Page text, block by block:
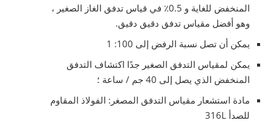
المنخفض للغاية و 0.5٪ في قياس تدفق الغاز الصغير ،
وهو أفضل مقياس تدفق دقيق دقيق.
يمكن أن تصل نسبة الرفض إلى 100: 1
يمكن لمقياس التدفق الصغير جدًا اكتشاف التدفق
المنخفض الذي يصل إلى 40 جم / ساعة ؛
مادة استشعار مقياس التدفق المصغر: الفولاذ المقاوم
للصدأ 316L